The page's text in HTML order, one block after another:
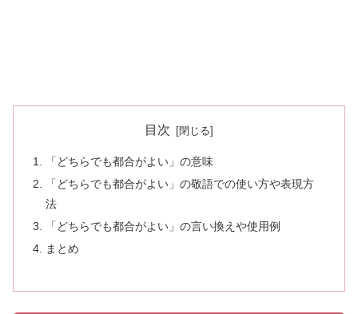
目次
「どちらでも都合がよい」の意味
「どちらでも都合がよい」の敬語での使い方や表現方
法
「どちらでも都合がよい」の言い換えや使用例
まとめ